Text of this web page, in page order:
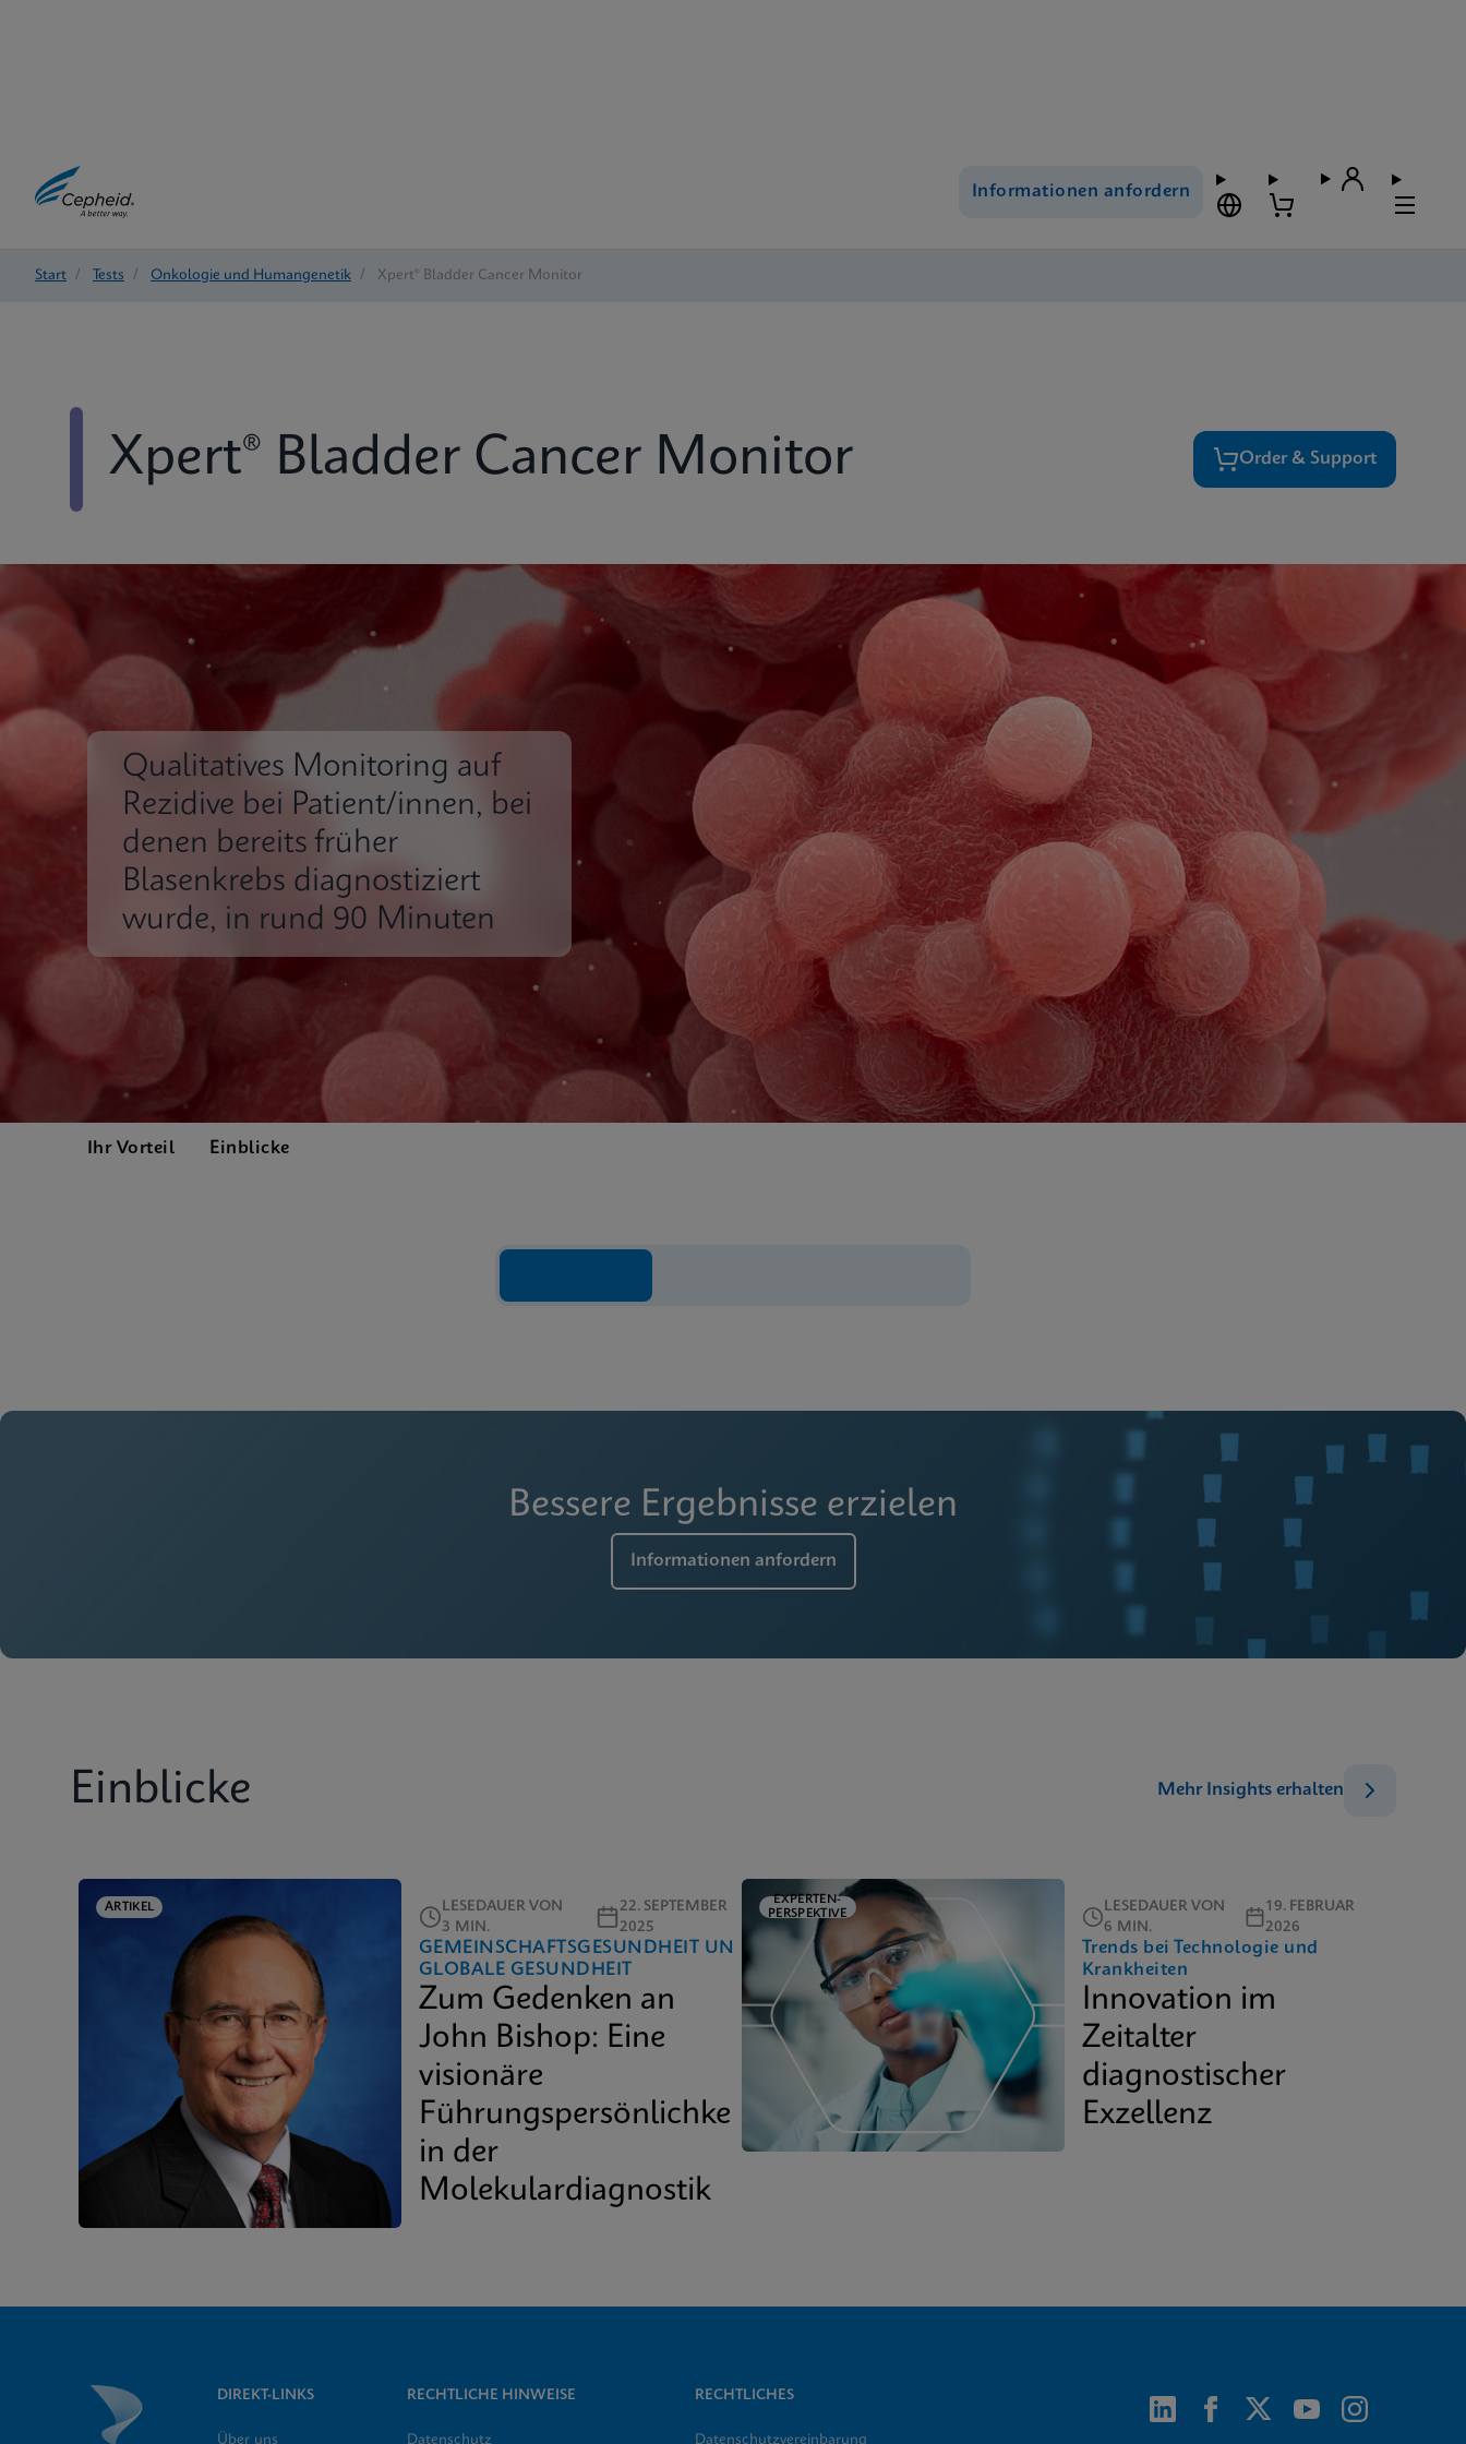
Informationen anfordern
Start / Tests / Onkologie und Humangenetik / Xpert® Bladder Cancer Monitor
Xpert® Bladder Cancer Monitor Order & Support
Qualitatives Monitoring auf
Rezidive bei Patient/innen, bei
denen bereits früher
Blasenkrebs diagnostiziert
wurde, in rund 90 Minuten
Ihr Vorteil Einblicke
Bessere Ergebnisse erzielen
Informationen anfordern
Einblicke Mehr Insights erhalten
ARTIKEL
LESEDAUER VON
3 MIN.
22. SEPTEMBER
2025
GEMEINSCHAFTSGESUNDHEIT UND
GLOBALE GESUNDHEIT
Zum Gedenken an
John Bishop: Eine
visionäre
Führungspersönlichkeit
in der
Molekulardiagnostik
EXPERTEN-
PERSPEKTIVE
LESEDAUER VON
6 MIN.
19. FEBRUAR
2026
Trends bei Technologie und
Krankheiten
Innovation im
Zeitalter
diagnostischer
Exzellenz
DIREKT-LINKS
Über uns
RECHTLICHE HINWEISE
Datenschutz
RECHTLICHES
Datenschutzvereinbarung